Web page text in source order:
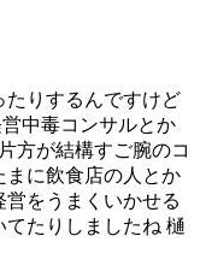
たりするんですけど
中毒コンサルとか
方が結構すご腕のコ
まに飲食店の人とか
をうまくいかせる
たりしましたね 樋